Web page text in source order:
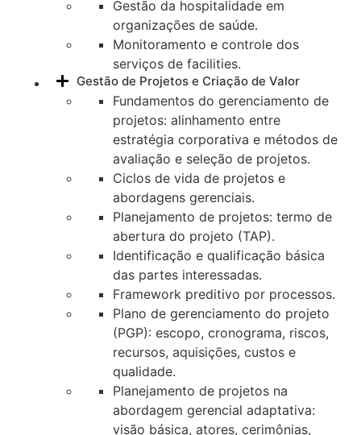
Gestão da hospitalidade em
organizações de saúde.
Monitoramento e controle dos
serviços de facilities.
Gestão de Projetos e Criação de Valor
Fundamentos do gerenciamento de
projetos: alinhamento entre
estratégia corporativa e métodos de
avaliação e seleção de projetos.
Ciclos de vida de projetos e
abordagens gerenciais.
Planejamento de projetos: termo de
abertura do projeto (TAP).
Identificação e qualificação básica
das partes interessadas.
Framework preditivo por processos.
Plano de gerenciamento do projeto
(PGP): escopo, cronograma, riscos,
recursos, aquisições, custos e
qualidade.
Planejamento de projetos na
abordagem gerencial adaptativa:
visão básica, atores, cerimônias,